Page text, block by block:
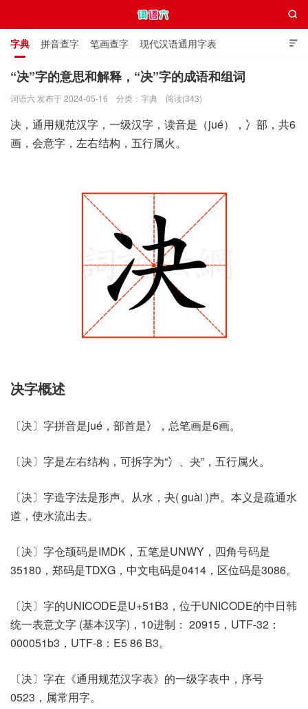

字典 拼音查字 笔画查字 现代汉语通用字表
通用规范汉字表 叠字大全 独体字大全 极简英语词典

“决”字的意思和解释，“决”字的成语和组词
词语六 发布于 2024-05-16 分类： 字典 阅读(343)
决，通用规范汉字，一级汉字，读音是（jué），冫部，共6
画，会意字，左右结构，五行属火。
决字概述
〔决〕字拼音是jué，部首是冫，总笔画是6画。
〔决〕字是左右结构，可拆字为“冫、夬”，五行属火。
〔决〕字造字法是形声。从水，夬( guài )声。本义是疏通水
道，使水流出去。
〔决〕字仓颉码是IMDK，五笔是UNWY，四角号码是
35180，郑码是TDXG，中文电码是0414，区位码是3086。
〔决〕字的UNICODE是U+51B3，位于UNICODE的中日韩
统一表意文字 (基本汉字)，10进制： 20915，UTF-32：
000051b3，UTF-8：E5 86 B3。
〔决〕字在《通用规范汉字表》的一级字表中，序号
0523，属常用字。